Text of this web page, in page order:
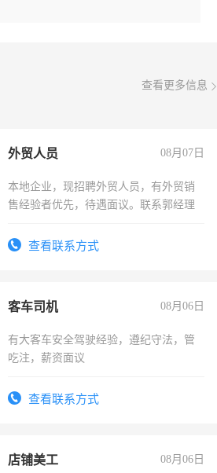
查看更多信息
外贸人员 08月07日
本地企业，现招聘外贸人员，有外贸销
售经验者优先，待遇面议。联系郭经理
查看联系方式
客车司机 08月06日
有大客车安全驾驶经验，遵纪守法，管
吃注，薪资面议
查看联系方式
店铺美工 08月06日